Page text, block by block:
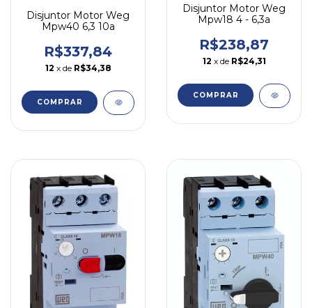
Disjuntor Motor Weg
Mpw40 6,3 10a
R$337,84
12 x de R$34,38
COMPRAR
Disjuntor Motor Weg
Mpw18 4 - 6,3a
R$238,87
12 x de R$24,31
COMPRAR